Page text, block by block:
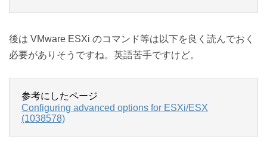
後は VMware ESXi のコマンド等は以下を良く読んでおく
必要がありそうですね。英語苦手ですけど。
参考にしたページ
Configuring advanced options for ESXi/ESX
(1038578)